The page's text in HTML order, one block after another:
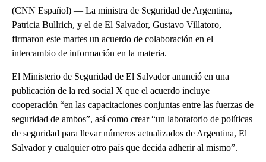
(CNN Español) — La ministra de Seguridad de Argentina,
Patricia Bullrich, y el de El Salvador, Gustavo Villatoro,
firmaron este martes un acuerdo de colaboración en el
intercambio de información en la materia.
El Ministerio de Seguridad de El Salvador anunció en una
publicación de la red social X que el acuerdo incluye
cooperación “en las capacitaciones conjuntas entre las fuerzas de
seguridad de ambos”, así como crear “un laboratorio de políticas
de seguridad para llevar números actualizados de Argentina, El
Salvador y cualquier otro país que decida adherir al mismo”.